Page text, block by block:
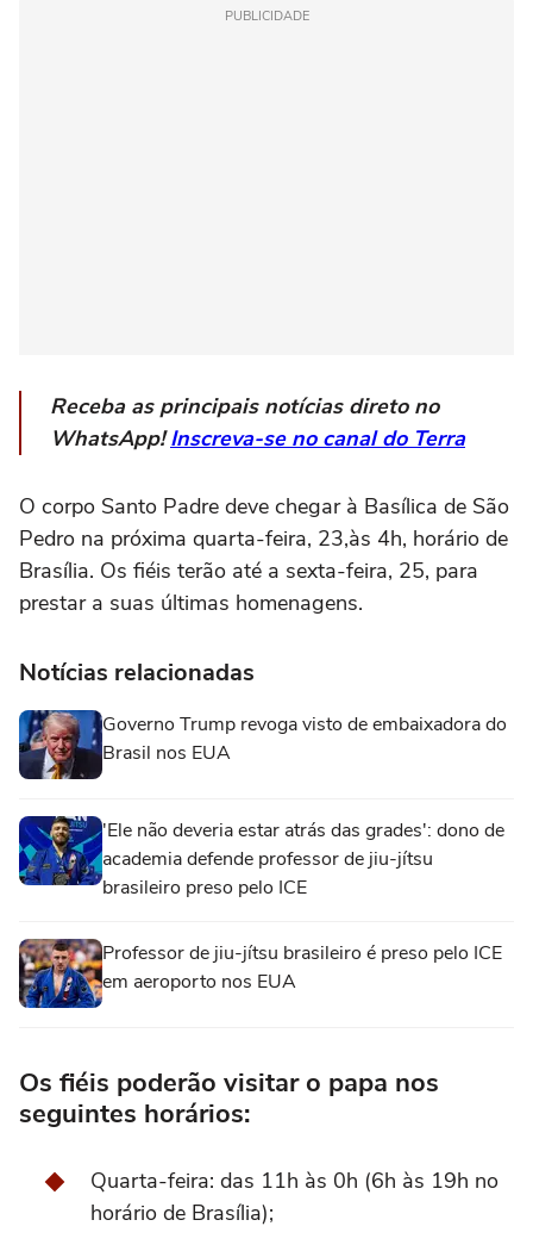
PUBLICIDADE
Receba as principais notícias direto no
WhatsApp!Inscreva-se no canal do Terra
O corpo Santo Padre deve chegar à Basílica de São
Pedro na próxima quarta-feira, 23,às 4h, horário de
Brasília. Os fiéis terão até a sexta-feira, 25, para
prestar a suas últimas homenagens.
Notícias relacionadas
Governo Trump revoga visto de embaixadora do
Brasil nos EUA
'Ele não deveria estar atrás das grades': dono de
academia defende professor de jiu-jítsu
brasileiro preso pelo ICE
Professor de jiu-jítsu brasileiro é preso pelo ICE
em aeroporto nos EUA
Os fiéis poderão visitar o papa nos
seguintes horários:
Quarta-feira: das 11h às 0h (6h às 19h no
horário de Brasília);